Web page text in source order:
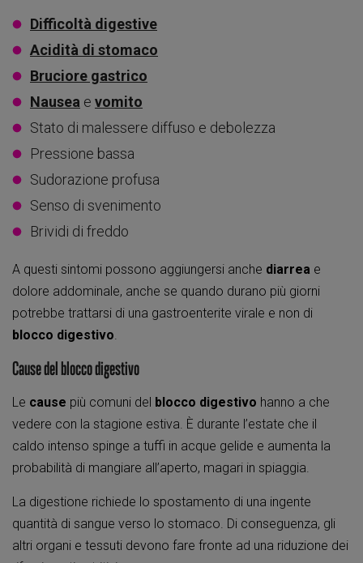
Difficoltà digestive
Acidità di stomaco
Bruciore gastrico
Nausea e vomito
Stato di malessere diffuso e debolezza
Pressione bassa
Sudorazione profusa
Senso di svenimento
Brividi di freddo
A questi sintomi possono aggiungersi anche diarrea e
dolore addominale, anche se quando durano più giorni
potrebbe trattarsi di una gastroenterite virale e non di
blocco digestivo.
Cause del blocco digestivo
Le cause più comuni del blocco digestivo hanno a che
vedere con la stagione estiva. È durante l’estate che il
caldo intenso spinge a tuffi in acque gelide e aumenta la
probabilità di mangiare all’aperto, magari in spiaggia.
La digestione richiede lo spostamento di una ingente
quantità di sangue verso lo stomaco. Di conseguenza, gli
altri organi e tessuti devono fare fronte ad una riduzione dei